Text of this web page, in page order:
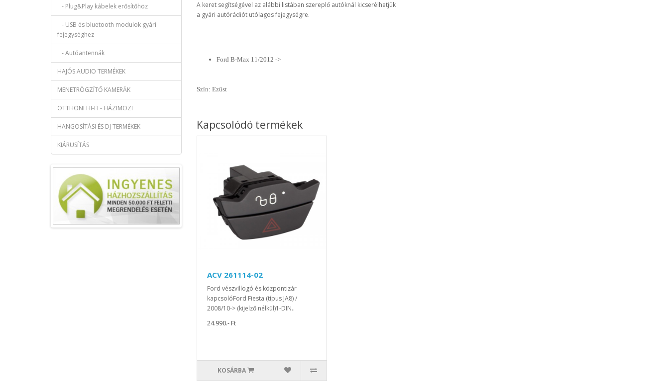
- Plug&Play kábelek erősítőhöz
- USB és bluetooth modulok gyári
fejegységhez
- Autóantennák
HAJÓS AUDIO TERMÉKEK
MENETRÖGZÍTŐ KAMERÁK
OTTHONI HI-FI - HÁZIMOZI
HANGOSÍTÁSI ÉS DJ TERMÉKEK
KIÁRUSÍTÁS
A keret segítségével az alábbi listában szereplő autóknál kicserélhetjük
a gyári autórádiót utólagos fejegységre.
Ford B-Max 11/2012 ->
Szín: Ezüst
Kapcsolódó termékek
ACV 261114-02
Ford vészvillogó és központizár
kapcsolóFord Fiesta (típus JA8) /
2008/10-> (kijelző nélkül)1-DIN..
24.990.- Ft
KOSÁRBA